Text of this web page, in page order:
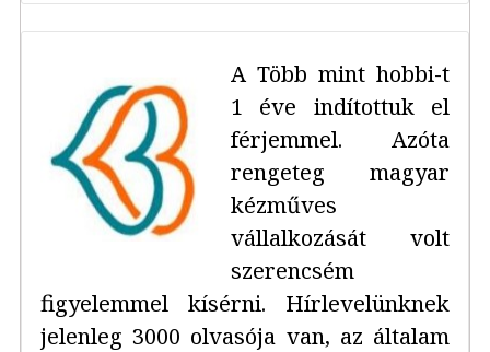
A Több mint hobbi-t
1 éve indítottuk el
férjemmel. Azóta
rengeteg magyar
kézműves
vállalkozását volt
szerencsém
figyelemmel kísérni. Hírlevelünknek
jelenleg 3000 olvasója van, az általam